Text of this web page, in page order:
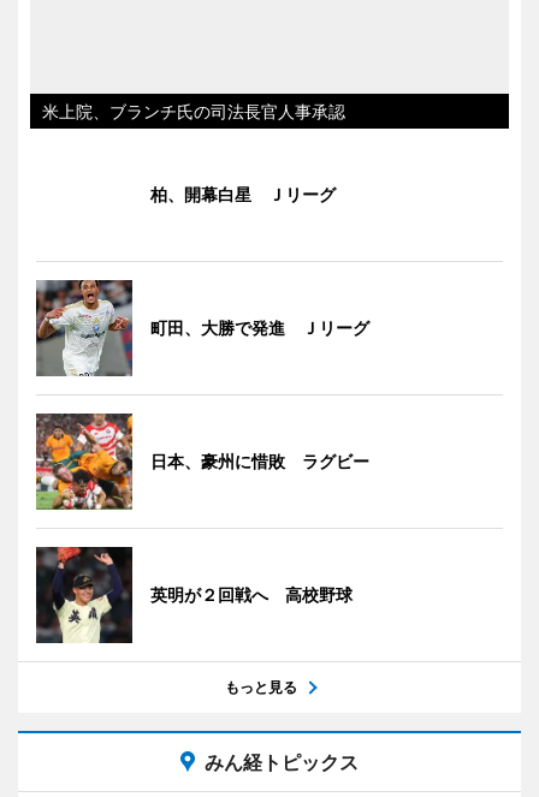
米上院、ブランチ氏の司法長官人事承認
柏、開幕白星 Ｊリーグ
町田、大勝で発進 Ｊリーグ
日本、豪州に惜敗 ラグビー
英明が２回戦へ 高校野球
もっと見る
みん経トピックス